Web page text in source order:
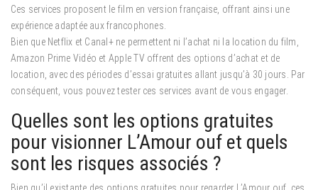
Ces services proposent le film en version française, offrant ainsi une
expérience adaptée aux francophones.
Bien que Netflix et Canal+ ne permettent ni l’achat ni la location du film,
Amazon Prime Vidéo et Apple TV offrent des options d’achat et de
location, avec des périodes d’essai gratuites allant jusqu’à 30 jours. Par
conséquent, vous pouvez tester ces services avant de vous engager.
Quelles sont les options gratuites
pour visionner L’Amour ouf et quels
sont les risques associés ?